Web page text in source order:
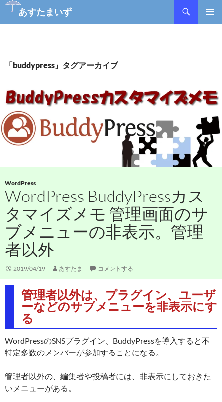
あすたまいず
ツ
キ
ッ
プ
「buddypress」タグアーカイブ
WordPress
WordPress BuddyPressカス
タマイズメモ 管理画面のサ
ブメニューの非表示。管理
者以外
2019/04/19 あすたま コメントする
管理者以外は、プラグイン、ユーザ
ーなどのサブメニューを非表示にす
る
WordPressのSNSプラグイン、BuddyPressを導入すると不
特定多数のメンバーが参加することになる。
管理者以外の、編集者や投稿者には、非表示にしておきた
いメニューがある。